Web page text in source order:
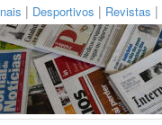
| Desportivos | Revistas |